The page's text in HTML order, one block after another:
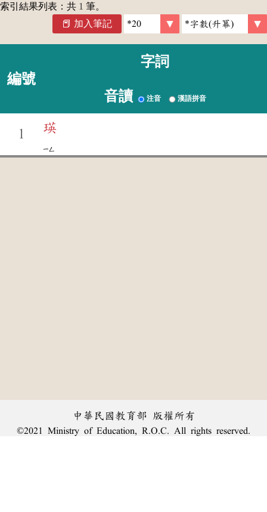
索引結果列表：共 1 筆。
加入筆記
編號
字詞
音讀 注音 漢語拼音
1 瑛
ㄧㄥ
中華民國教育部 版權所有
©2021 Ministry of Education, R.O.C. All rights reserved.